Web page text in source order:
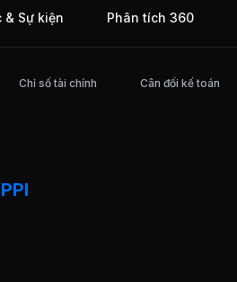
thành được hàng trăm km
đô thị, cầu bê tông cốt
& Sự kiện Phân tích 360
Chỉ số tài chính Cân đối kế toán
PPI